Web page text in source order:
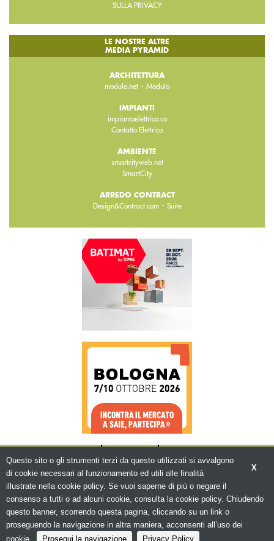
SULLA PRIVACY
LE NOSTRE ALTRE
MEDIA PYRAMID
ARCHITETTURA
modulo.net - Modulo
IMPIANTI
impiantoelettrico.co
Contatto Elettrico
AMBIENTE
smartcityweb.net
SmartCity
ARREDO CONTRACT
Design&Contract.com- Suite
© Copyright 2026. Edilizia in Rete - N.ro
Iscrizione ROC 5836 -Privacy policy
X
Questo sito o gli strumenti terzi da questo utilizzati si avvalgono
di cookie necessari al funzionamento ed utili alle finalità
illustrate nella cookie policy. Se vuoi saperne di più o negare il
consenso a tutti o ad alcuni cookie, consulta la cookie policy. Chiudendo
questo banner, scorrendo questa pagina, cliccando su un link o
proseguendo la navigazione in altra maniera, acconsenti all’uso dei
cookie.
Prosegui la navigazione Privacy Policy